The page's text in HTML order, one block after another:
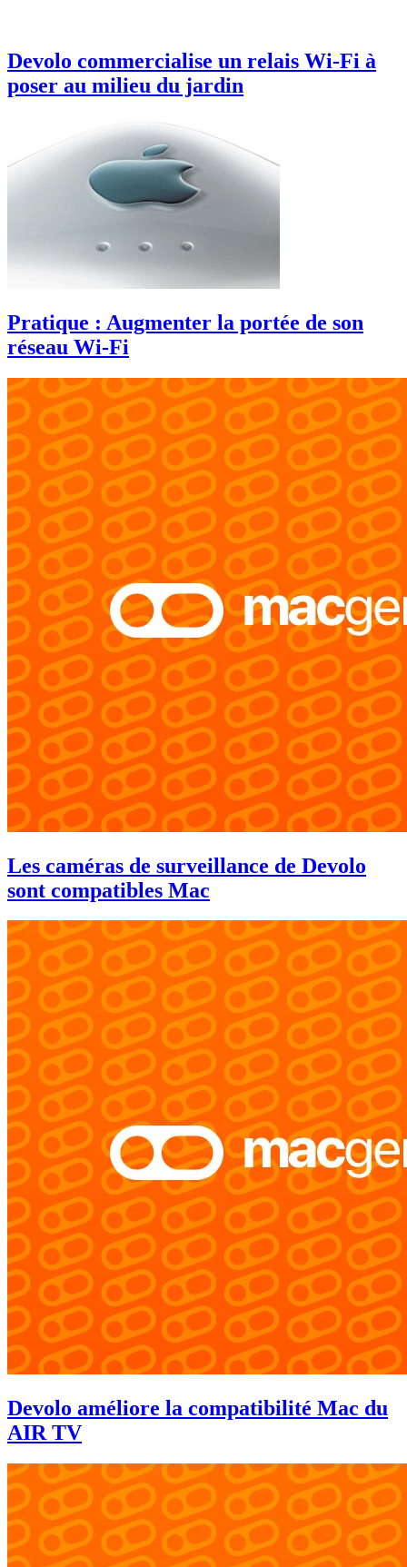
Devolo commercialise un relais Wi-Fi à
poser au milieu du jardin
Pratique : Augmenter la portée de son
réseau Wi-Fi
Les caméras de surveillance de Devolo
sont compatibles Mac
Devolo améliore la compatibilité Mac du
AIR TV